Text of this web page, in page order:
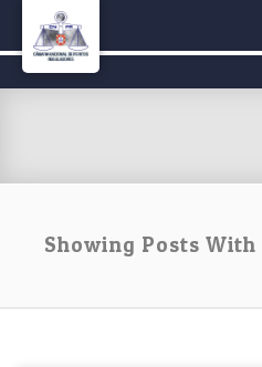
Showing Posts With